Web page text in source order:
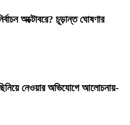
অক্টোবরে? চূড়ান্ত ঘোষণার
নেওয়ার অভিযোগে আলোচনায়-